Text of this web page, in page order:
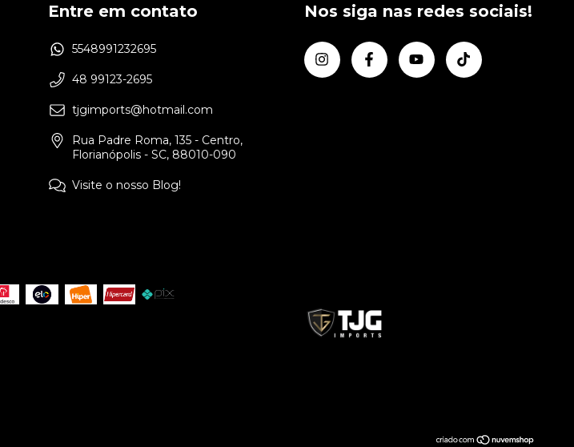
Entre em contato
5548991232695
48 99123-2695
tjgimports@hotmail.com
Rua Padre Roma, 135 - Centro,
Florianópolis - SC, 88010-090
Visite o nosso Blog!
Nos siga nas redes sociais!